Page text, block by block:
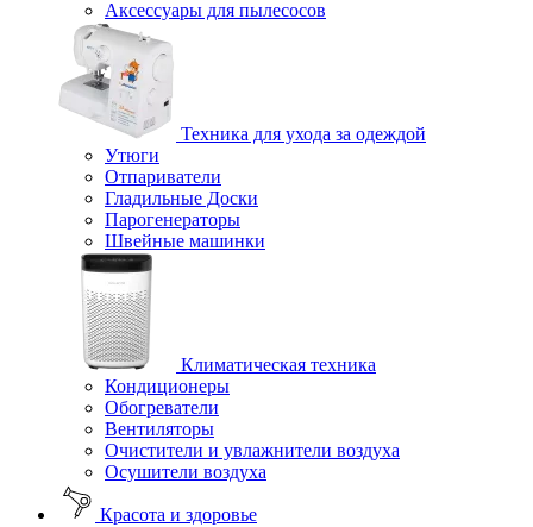
Аксессуары для пылесосов
Техника для ухода за одеждой
Утюги
Отпариватели
Гладильные Доски
Парогенераторы
Швейные машинки
Климатическая техника
Кондиционеры
Обогреватели
Вентиляторы
Очистители и увлажнители воздуха
Осушители воздуха
Красота и здоровье